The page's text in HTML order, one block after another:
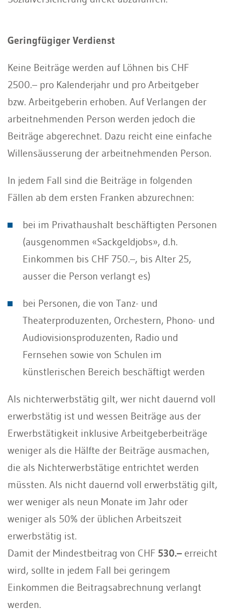
Geringfügiger Verdienst
Keine Beiträge werden auf Löhnen bis CHF
2500.– pro Kalenderjahr und pro Arbeitgeber
bzw. Arbeitgeberin erhoben. Auf Verlangen der
arbeitnehmenden Person werden jedoch die
Beiträge abgerechnet. Dazu reicht eine einfache
Willensäusserung der arbeitnehmenden Person.
In jedem Fall sind die Beiträge in folgenden
Fällen ab dem ersten Franken abzurechnen:
bei im Privathaushalt beschäftigten Personen
(ausgenommen «Sackgeldjobs», d.h.
Einkommen bis CHF 750.–, bis Alter 25,
ausser die Person verlangt es)
bei Personen, die von Tanz- und
Theaterproduzenten, Orchestern, Phono- und
Audiovisionsproduzenten, Radio und
Fernsehen sowie von Schulen im
künstlerischen Bereich beschäftigt werden
Als nichterwerbstätig gilt, wer nicht dauernd voll
erwerbstätig ist und wessen Beiträge aus der
Erwerbstätigkeit inklusive Arbeitgeberbeiträge
weniger als die Hälfte der Beiträge ausmachen,
die als Nichterwerbstätige entrichtet werden
müssten. Als nicht dauernd voll erwerbstätig gilt,
wer weniger als neun Monate im Jahr oder
weniger als 50% der üblichen Arbeitszeit
erwerbstätig ist.
Damit der Mindestbeitrag von CHF 530.– erreicht
wird, sollte in jedem Fall bei geringem
Einkommen die Beitragsabrechnung verlangt
werden.